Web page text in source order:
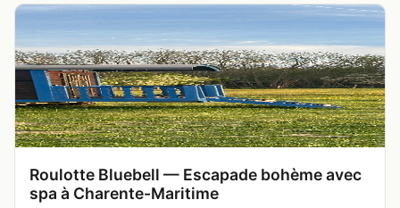
Roulotte Bluebell — Escapade bohème avec
spa à Charente-Maritime